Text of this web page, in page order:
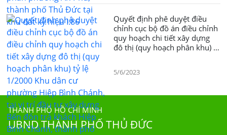
Quyết định phê duyệt điều
chỉnh cục bộ đồ án điều chỉnh
quy hoạch chi tiết xây dựng
đô thị (quy hoạch phân khu) tỷ
tư xây dựng Bến đón trả
phố Thủ Đức
5/6/2023
THÀNH PHỐ HỒ CHÍ MINH
UBND THÀNH PHỐ THỦ ĐỨC